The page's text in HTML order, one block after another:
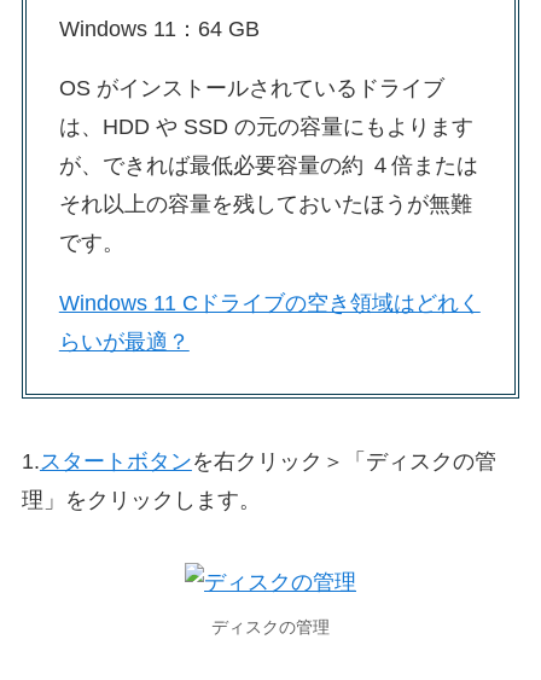
Windows 11：64 GB
OS がインストールされているドライブ
は、HDD や SSD の元の容量にもよります
が、できれば最低必要容量の約 ４倍または
それ以上の容量を残しておいたほうが無難
です。
Windows 11 Cドライブの空き領域はどれく
らいが最適？
1.スタートボタンを右クリック＞「ディスクの管
理」をクリックします。
ディスクの管理